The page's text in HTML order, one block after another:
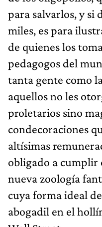
para salvarlos, y si
miles, es para
de quienes los
pedagogos del
tanta gente como
aquellos no les
proletarios sino
condecoraciones
altísimas
obligado a cumplir
nueva zoología
cuya forma ideal
abogadil en el